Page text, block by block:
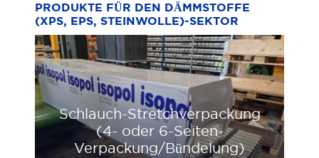
PRODUKTE FÜR DEN DÄMMSTOFFE
(XPS, EPS, STEINWOLLE)-SEKTOR
Schlauch-Stretchverpackung
(4- oder 6-Seiten-
Verpackung/Bündelung)